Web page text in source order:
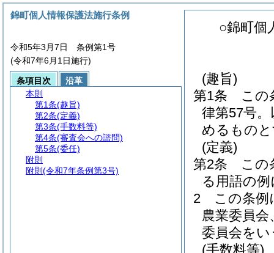
○錦町個
(趣旨)
第1条
この
律第57号
めるもの
(定義)
第2条
この
る用語の
2
この条例
農業委員会
委員会をい
(手数料等)
錦町個人情報保護法施行条例
令和5年3月7日 条例第1号
(令和7年6月1日施行)
条項目次
沿革
本則
第1条(趣旨)
第2条(定義)
第3条(手数料等)
第4条(審査会への諮問)
第5条(委任)
附則
附則 (令和7年条例第3号)